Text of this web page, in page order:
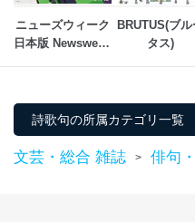
ニューズウィーク
日本版 Newsweek
BRUTUS(ブル
タス)
詩歌句の所属カテゴリ一覧
文芸・総合 雑誌 > 俳句